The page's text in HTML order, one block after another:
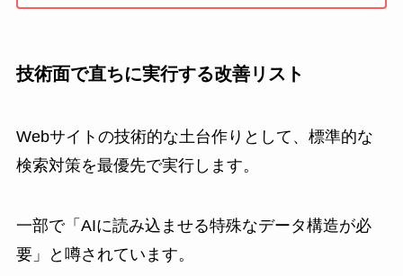
技術面で直ちに実行する改善リスト
Webサイトの技術的な土台作りとして、標準的な
検索対策を最優先で実行します。
一部で「AIに読み込ませる特殊なデータ構造が必
要」と噂されています。